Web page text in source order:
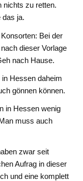
zu retten.
das ja.
Bei der
dieser Vorlage
nach Hause.
Hessen daheim
gönnen können.
in Hessen wenig
muss auch
zwar seit
Aufrag in dieser
und eine komplett